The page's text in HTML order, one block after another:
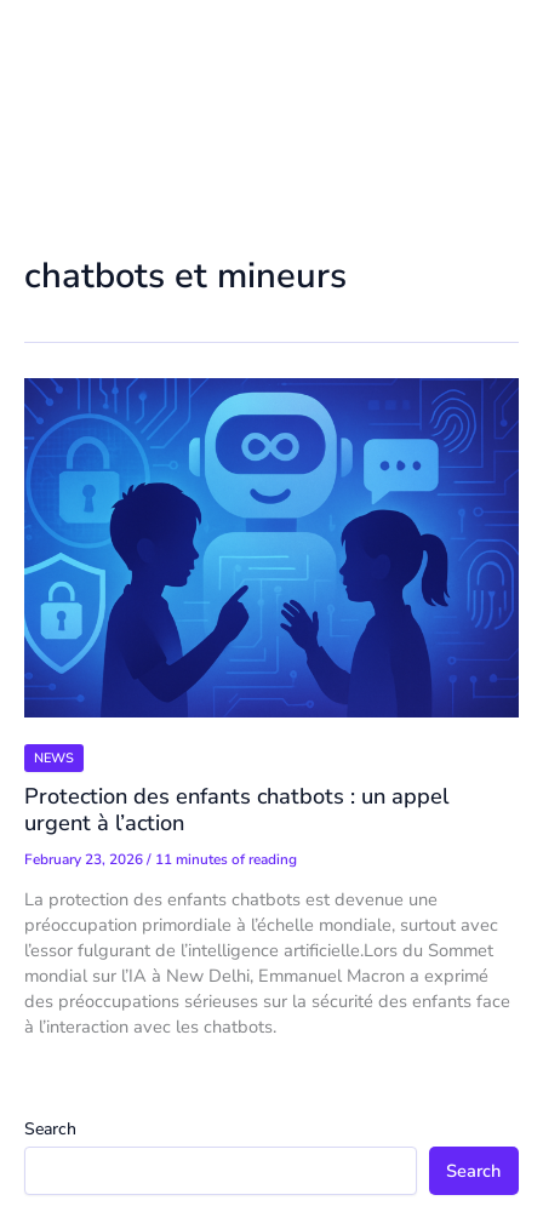
chatbots et mineurs
NEWS
Protection des enfants chatbots : un appel
urgent à l’action
February 23, 2026/ 11 minutes of reading
La protection des enfants chatbots est devenue une
préoccupation primordiale à l’échelle mondiale, surtout avec
l’essor fulgurant de l’intelligence artificielle.Lors du Sommet
mondial sur l’IA à New Delhi, Emmanuel Macron a exprimé
des préoccupations sérieuses sur la sécurité des enfants face
à l’interaction avec les chatbots.
Search
Search